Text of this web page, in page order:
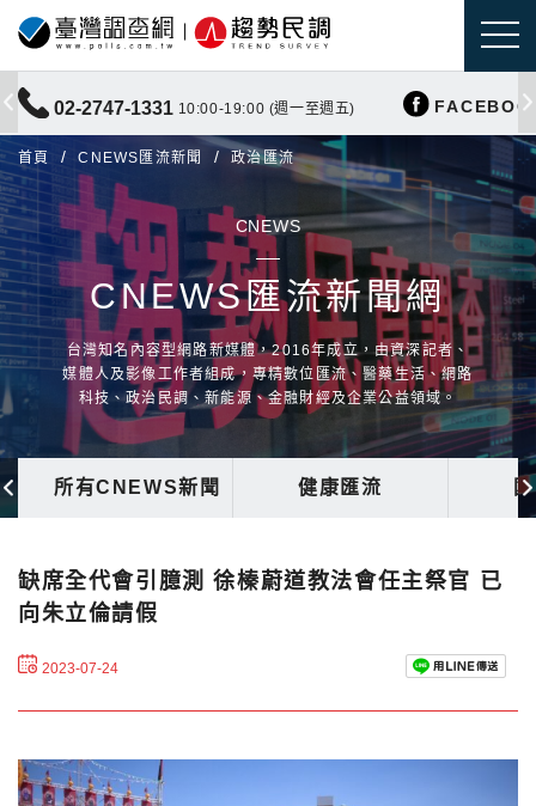
02-2747-1331 10:00-19:00 (週一至週五)
首頁 CNEWS匯流新聞 政治匯流
CNEWS
CNEWS匯流新聞網
台灣知名內容型網路新媒體，2016年成立，由資深記者、
媒體人及影像工作者組成，專精數位匯流、醫藥生活、網路
科技、政治民調、新能源、金融財經及企業公益領域。
所有CNEWS新聞 健康匯流
缺席全代會引臆測 徐榛蔚道教法會任主祭官 已
向朱立倫請假
2023-07-24